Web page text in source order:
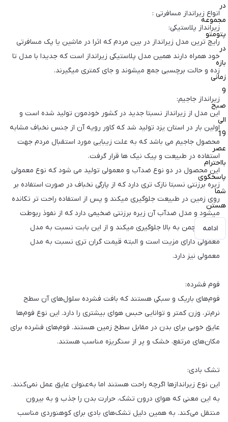
در
مجموعه
پتومتو
در
بازه
زمانی
9
صبح
الی
19
عصر
بااحترام
پاسخگوی
شما
هستن
ادامه
انواع زیرانداز مسافرتی :
زیرانداز پلاستیکی:
رایج ترین مدل زیرانداز در بین مردم که اثرا در ماشین یا پک مسافرتی
خود همراه دارند همین مدل پلاستیکی زیرانداز است که جدیدا با مدل تا
زده و حالت برچسبی جمع میشوند و جای کمتری میگیرند.
زیرانداز جاجیم:
این مدل از زیرانداز نسبتا جدید در کشور خودمون تولید شده است و
اولین بار در استان یزد تولید شد که کاور رویه آن از جنس نخباف مشابه
محصول جاجیم می باشد که به علت زیبایی مورد استقبال مردم جهت
استفاده در طبیعت و پیک نیک ها قرار گرفت.
این محصول در دو نوع ضدآب و معمولی تولید می شود که نوع معمولی
زیره برزنتی نسبتا نازک تری دارد که از پارگی نخباف در صورت استفاده بر
روی زمین در طبیعت جلوگیری میکند و پس از استفاده راحت تر تکانده
میشود و مدل ضدآب آن زیره برزنتی ضخیمی دارد که از نفوذ ربوطت
زمین یا چمن به بالا جلوگیری میکند و از این بابت نسبت به مدل
معمولی دارای مزیت است و البته قیمت گران تری نسبت به مدل
معمولی نیز دارد.
فوم فشرده:
فوم‌های باریک و سبکی هستند که بافت فشرده سلول‌های آن سطح
نرم‌تر، وزن کمتر و توانایی حبس هوای بیشتری را دارد. این نوع فوم‌ها
عایق خوبی برای بدن در مقابل سطح زمین هستند. فوم‌های فشرده برای
مکان‌های مرتفع، خشک و پر از سنگریزه مناسب هستند.
تشک بادی:
این نوع زیراندازها اگرچه راحت هستند اما به‌عنوان عایق عمل نمی‌کنند.
به این معنی که هوای درون تشک، حرارت بدن را جذب و به بیرون
منتقل می‌کند. به همین دلیل تشک‌های بادی برای کوهنوردی مناسب